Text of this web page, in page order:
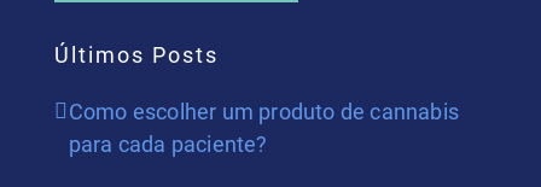
Últimos Posts
Como escolher um produto de cannabis
para cada paciente?